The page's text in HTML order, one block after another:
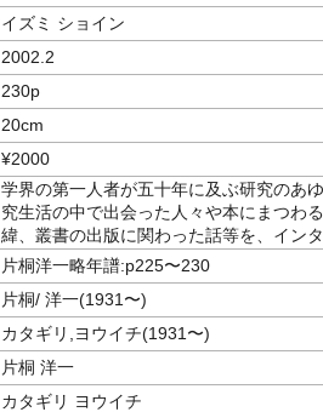
イズミ ショイン
2002.2
230p
20cm
¥2000
学界の第一人者が五十年に及ぶ研究のあ
究生活の中で出会った人々や本にまつわ
緯、叢書の出版に関わった話等を、イン
片桐洋一略年譜:p225〜230
片桐/ 洋一(1931〜)
カタギリ,ヨウイチ(1931〜)
片桐 洋一
カタギリ ヨウイチ